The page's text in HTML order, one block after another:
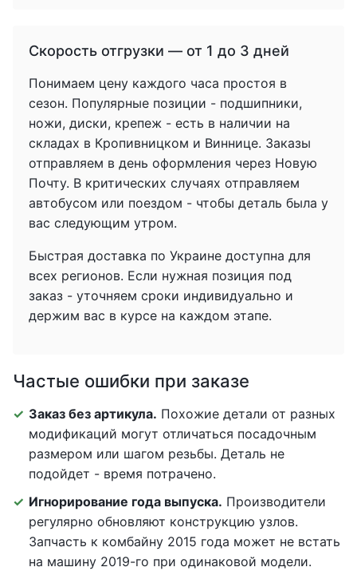
Скорость отгрузки — от 1 до 3 дней
Понимаем цену каждого часа простоя в
сезон. Популярные позиции - подшипники,
ножи, диски, крепеж - есть в наличии на
складах в Кропивницком и Виннице. Заказы
отправляем в день оформления через Новую
Почту. В критических случаях отправляем
автобусом или поездом - чтобы деталь была у
вас следующим утром.
Быстрая доставка по Украине доступна для
всех регионов. Если нужная позиция под
заказ - уточняем сроки индивидуально и
держим вас в курсе на каждом этапе.
Частые ошибки при заказе
Заказ без артикула. Похожие детали от разных
модификаций могут отличаться посадочным
размером или шагом резьбы. Деталь не
подойдет - время потрачено.
Игнорирование года выпуска. Производители
регулярно обновляют конструкцию узлов.
Запчасть к комбайну 2015 года может не встать
на машину 2019-го при одинаковой модели.